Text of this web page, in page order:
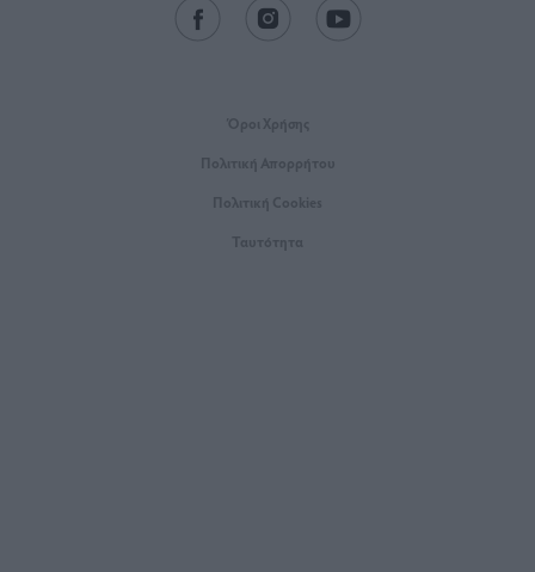
Όροι Xρήσης
Πολιτική Απορρήτου
Πολιτική Cookies
Ταυτότητα